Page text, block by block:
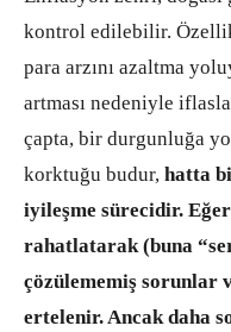
kontrol edilebilir.
para arzını azaltma
artması nedeniyle
çapta, bir durgunluğa
korktuğu budur, hatta
iyileşme sürecidir.
rahatlatarak (buna
çözülememiş sorunlar
ertelenir. Ancak daha